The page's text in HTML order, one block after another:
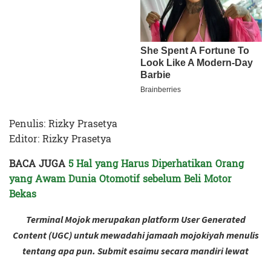
Penulis: Rizky Prasetya
Editor: Rizky Prasetya
BACA JUGA5 Hal yang Harus Diperhatikan Orang
yang Awam Dunia Otomotif sebelum Beli Motor
Bekas
Terminal Mojok merupakan platform User Generated
Content (UGC) untuk mewadahi jamaah mojokiyah menulis
tentang apa pun. Submit esaimu secara mandiri lewat